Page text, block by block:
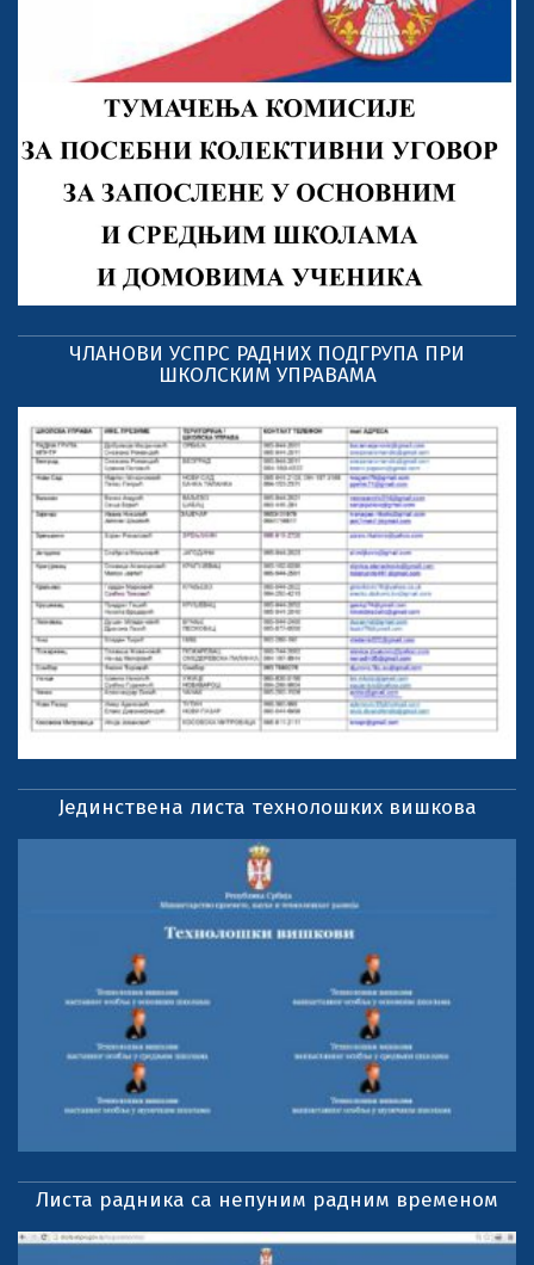
ЧЛАНОВИ УСПРС РАДНИХ ПОДГРУПА ПРИ
ШКОЛСКИМ УПРАВАМА
Јединствена листа технолошких вишкова
Листа радника са непуним радним временом